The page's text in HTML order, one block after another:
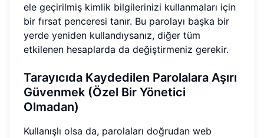
ele geçirilmiş kimlik bilgilerinizi kullanmaları için
bir fırsat penceresi tanır. Bu parolayı başka bir
yerde yeniden kullandıysanız, diğer tüm
etkilenen hesaplarda da değiştirmeniz gerekir.
Tarayıcıda Kaydedilen Parolalara Aşırı
Güvenmek (Özel Bir Yönetici
Olmadan)
Kullanışlı olsa da, parolaları doğrudan web